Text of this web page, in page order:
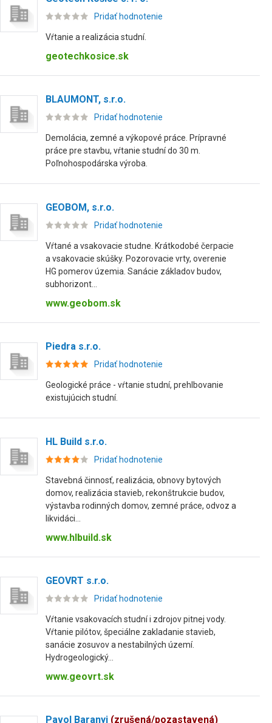
Pridať hodnotenie
Vŕtanie a realizácia studní.
geotechkosice.sk
BLAUMONT, s.r.o.
Pridať hodnotenie
Demolácia, zemné a výkopové práce. Prípravné
práce pre stavbu, vŕtanie studní do 30 m.
Poľnohospodárska výroba.
GEOBOM, s.r.o.
Pridať hodnotenie
Vŕtané a vsakovacie studne. Krátkodobé čerpacie
a vsakovacie skúšky. Pozorovacie vrty, overenie
HG pomerov územia. Sanácie základov budov,
subhorizont...
www.geobom.sk
Piedra s.r.o.
Pridať hodnotenie
Geologické práce - vŕtanie studní, prehlbovanie
existujúcich studní.
HL Build s.r.o.
Pridať hodnotenie
Stavebná činnosť, realizácia, obnovy bytových
domov, realizácia stavieb, rekonštrukcie budov,
výstavba rodinných domov, zemné práce, odvoz a
likvidáci...
www.hlbuild.sk
GEOVRT s.r.o.
Pridať hodnotenie
Vŕtanie vsakovacích studní i zdrojov pitnej vody.
Vŕtanie pilótov, špeciálne zakladanie stavieb,
sanácie zosuvov a nestabilných území.
Hydrogeologický...
www.geovrt.sk
Pavol Baranyi (zrušená/pozastavená)